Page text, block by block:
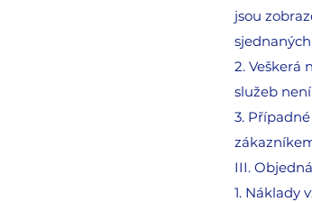
jsou
2. Veškerá
služeb
3.
III.
1. Náklady